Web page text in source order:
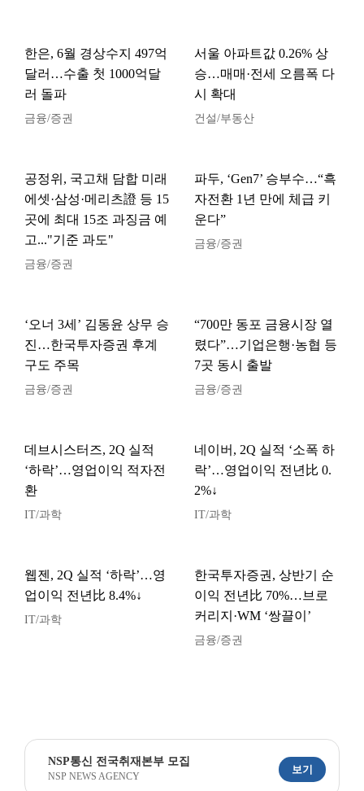
한은, 6월 경상수지 497억
달러…수출 첫 1000억달
러 돌파
금융/증권
서울 아파트값 0.26% 상
승…매매·전세 오름폭 다
시 확대
건설/부동산
공정위, 국고채 담합 미래
에셋·삼성·메리츠證 등 15
곳에 최대 15조 과징금 예
고..."기준 과도"
금융/증권
파두, ‘Gen7’ 승부수…“흑
자전환 1년 만에 체급 키
운다”
금융/증권
‘오너 3세’ 김동윤 상무 승
진…한국투자증권 후계
구도 주목
금융/증권
“700만 동포 금융시장 열
렸다”…기업은행·농협 등
7곳 동시 출발
금융/증권
데브시스터즈, 2Q 실적
‘하락’…영업이익 적자전
환
IT/과학
네이버, 2Q 실적 ‘소폭 하
락’…영업이익 전년比 0.
2%↓
IT/과학
웹젠, 2Q 실적 ‘하락’…영
업이익 전년比 8.4%↓
IT/과학
한국투자증권, 상반기 순
이익 전년比 70%…브로
커리지·WM ‘쌍끌이’
금융/증권
NSP통신 전국취재본부 모집
NSP NEWS AGENCY
보기